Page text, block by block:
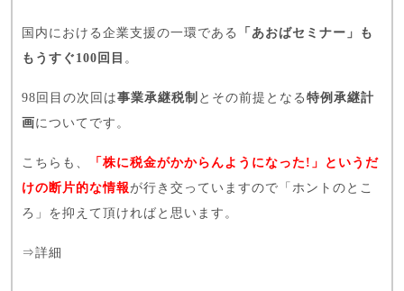
国内における企業支援の一環である
「あおばセミナー」も
もうすぐ100回目 。
98回目の次回は事業承継税制 とその前提となる 特例承継計
画についてです。
こちらも、
「株に税金がかからんようになった!」というだ
けの断片的な情報 が行き交っていますので「ホントのとこ
ろ」を抑えて頂ければと思います。
⇒詳細